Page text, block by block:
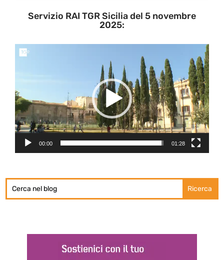
Servizio RAI TGR Sicilia del 5 novembre
2025:
00:00 01:28